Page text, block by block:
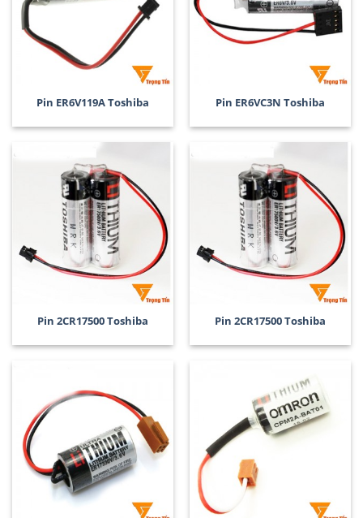
Pin ER6V119A Toshiba Pin ER6VC3N Toshiba
Pin 2CR17500 Toshiba Pin 2CR17500 Toshiba